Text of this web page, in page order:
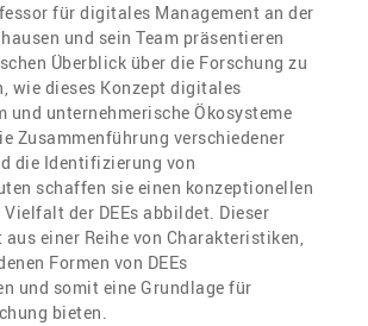
für digitales Management an der
und sein Team präsentieren
Überblick über die Forschung zu
wie dieses Konzept digitales
und unternehmerische Ökosysteme
Zusammenführung verschiedener
die Identifizierung von
schaffen sie einen konzeptionellen
Vielfalt der DEEs abbildet. Dieser
aus einer Reihe von Charakteristiken,
Formen von DEEs
und somit eine Grundlage für
bieten.